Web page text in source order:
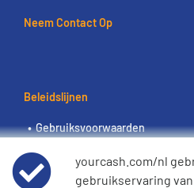
Neem Contact Op
Beleidslijnen
Gebruiksvoorwaarden
Wereldwijde privacyverklaring
yourcash.com/nl
gebruikservaring